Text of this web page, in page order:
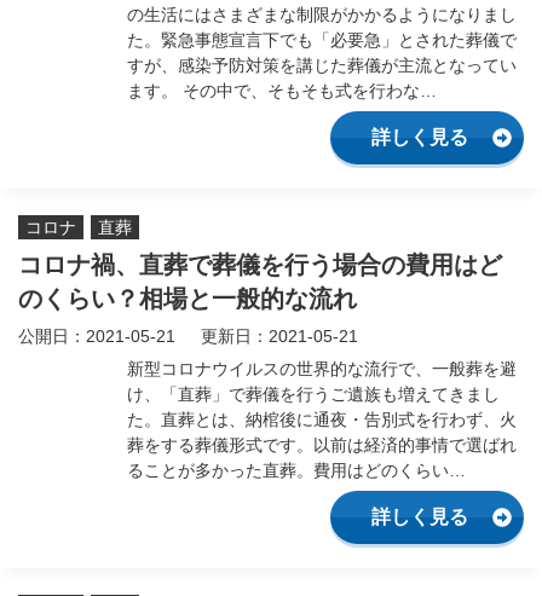
の生活にはさまざまな制限がかかるようになりまし
た。緊急事態宣言下でも「必要急」とされた葬儀で
すが、感染予防対策を講じた葬儀が主流となってい
ます。 その中で、そもそも式を行わな…
詳しく見る
コロナ 直葬
公開日：2021-05-21 更新日：2021-05-21
コロナ禍、直葬で葬儀を行う場合の費用はど
のくらい？相場と一般的な流れ
新型コロナウイルスの世界的な流行で、一般葬を避
け、「直葬」で葬儀を行うご遺族も増えてきまし
た。直葬とは、納棺後に通夜・告別式を行わず、火
葬をする葬儀形式です。以前は経済的事情で選ばれ
ることが多かった直葬。費用はどのくらい…
詳しく見る